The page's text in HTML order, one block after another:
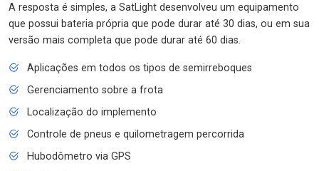
A resposta é simples, a SatLight desenvolveu um equipamento
que possui bateria própria que pode durar até 30 dias, ou em sua
versão mais completa que pode durar até 60 dias.
Aplicações em todos os tipos de semirreboques
Gerenciamento sobre a frota
Localização do implemento
Controle de pneus e quilometragem percorrida
Hubodômetro via GPS